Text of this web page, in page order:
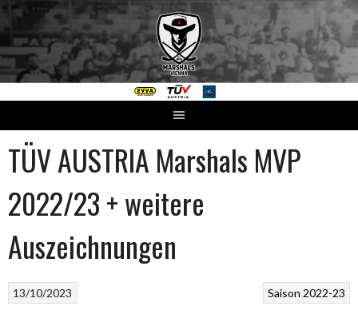
Springe
zum
Inhalt
TÜV AUSTRIA Marshals MVP
2022/23 + weitere
Auszeichnungen
Saison 2022-23
13/10/2023